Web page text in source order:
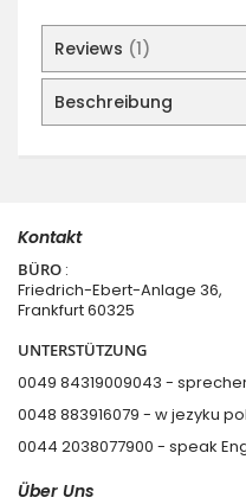
Reviews 1
Beschreibung
Kontakt
BÜRO :
Friedrich-Ebert-Anlage 36,
Frankfurt 60325
UNTERSTÜTZUNG
0049 84319009043 -
0048 883916079 - w jezyku
0044 2038077900 - speak
Über Uns